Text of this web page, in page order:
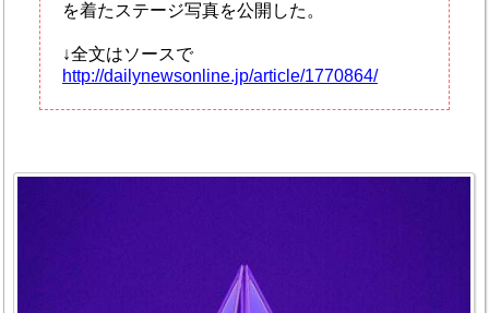
を着たステージ写真を公開した。
↓全文はソースで
http://dailynewsonline.jp/article/1770864/